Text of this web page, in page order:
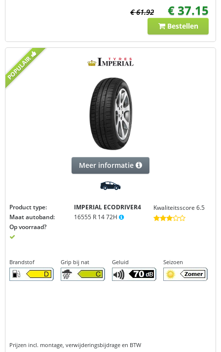
€ 61.92 € 37.15
Bestellen
Meer informatie
Product type:
IMPERIAL ECODRIVER4
Maat autoband:
16555 R 14 72H
Op voorraad?
Kwaliteitsscore 6.5
Brandstof Grip bij nat Geluid Seizoen
Prijzen incl. montage, verwijderingsbijdrage en BTW